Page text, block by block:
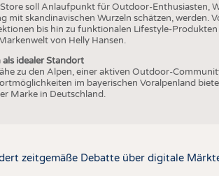
soll Anlaufpunkt für Outdoor-Enthusiasten,
mit skandinavischen Wurzeln schätzen, werden.
bis hin zu funktionalen Lifestyle-
von Helly Hansen.
idealer Standort
zu den Alpen, einer aktiven Outdoor-
im bayerischen Voralpenland
Marke in Deutschland.
zeitgemäße Debatte über digitale